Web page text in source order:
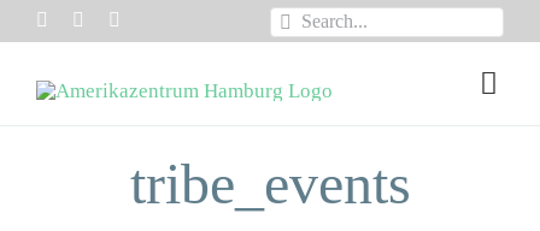
springen
Suche
tribe_events